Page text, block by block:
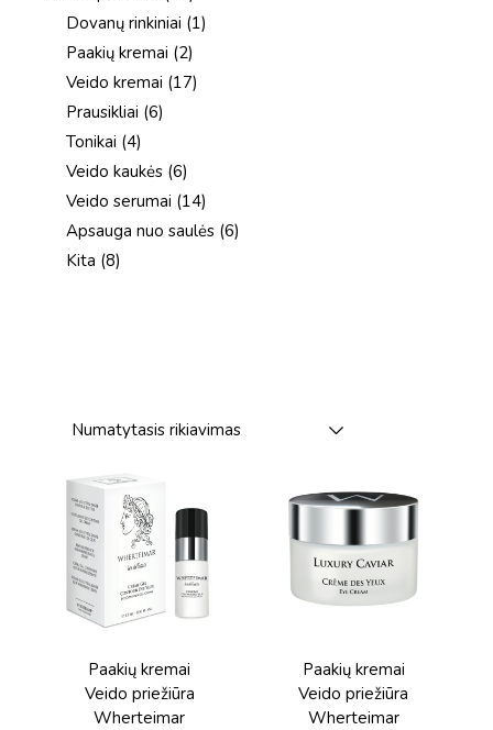
Numatytasis rikiavimas
Paakių kremai
Veido priežiūra
Wherteimar
Paakių kremai
Veido priežiūra
Wherteimar
produktai
Dovanų rinkiniai 11
produktas
Paakių kremai 22
produktai
Veido kremai 1717
produktų
Prausikliai 66
produktai
Tonikai 44
produktai
Veido kaukės 66
produktai
Veido serumai 1414
produktų
Apsauga nuo saulės 66
produktai
Kita 88
produktai